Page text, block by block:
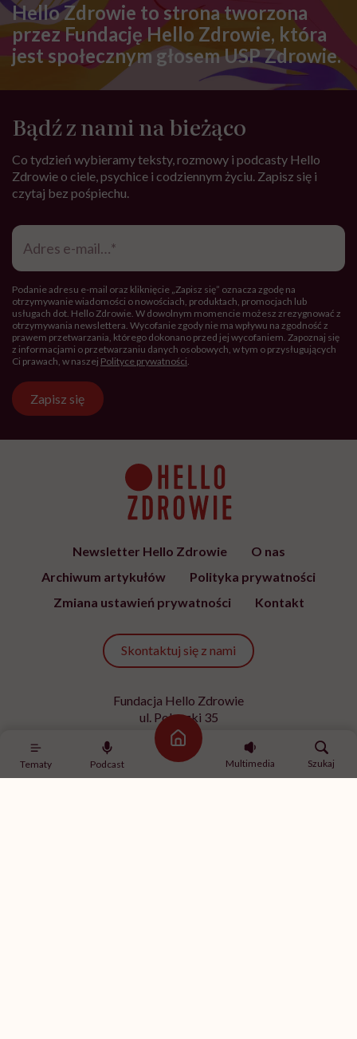
Tematy Podcast
Strona główna
Multimedia
Szukaj
Hello Zdrowie to strona tworzona
przez Fundację Hello Zdrowie, która
jest społecznym głosem USP Zdrowie.
Bądź z nami na bieżąco
Co tydzień wybieramy teksty, rozmowy i podcasty Hello
Zdrowie o ciele, psychice i codziennym życiu. Zapisz się i
czytaj bez pośpiechu.
Adres
mail*
Podanie adresu e-mail oraz kliknięcie „Zapisz się” oznacza zgodę na
otrzymywanie wiadomości o nowościach, produktach, promocjach lub
usługach dot. Hello Zdrowie. W dowolnym momencie możesz zrezygnować z
otrzymywania newslettera. Wycofanie zgody nie ma wpływu na zgodność z
prawem przetwarzania, którego dokonano przed jej wycofaniem. Zapoznaj się
z informacjami o przetwarzaniu danych osobowych, w tym o przysługujących
Ci prawach, w naszej Polityce prywatności.
Zapisz się
Newsletter Hello Zdrowie
O nas
Archiwum artykułów
Polityka prywatności
Zmiana ustawień prywatności
Kontakt
Skontaktuj się z nami
Fundacja Hello Zdrowie
ul. Poleczki 35
02-822 Warszawa
NIP 9512613236
Kontakt z redakcją